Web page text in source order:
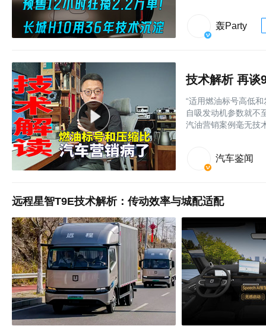
轰Party
技术解析 再谈
“适用燃油标号高低
自吸发动机参数就不
汽油营销案例毫无技
汽车鉴闻
远程星智T9E技术解析：传动效率与城配适配